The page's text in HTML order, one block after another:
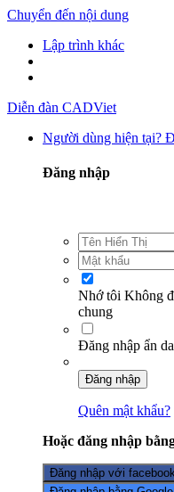
Chuyển đến nội dung
Lập trình khác
Diễn đàn CADViet
Người dùng hiện tại?
Đăng nhập
Nhớ tôi Không
chung
Đăng nhập ẩn
Đăng nhập
Quên mật khẩu?
Hoặc đăng nhập
Đăng nhập với facebook